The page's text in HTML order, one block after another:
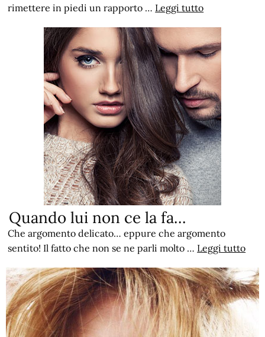
rimettere in piedi un rapporto … Leggi tutto
Quando lui non ce la fa…
Che argomento delicato… eppure che argomento
sentito! Il fatto che non se ne parli molto … Leggi tutto